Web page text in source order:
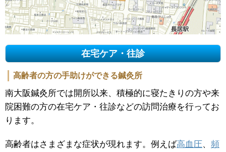
在宅ケア・往診
高齢者の方の手助けができる鍼灸所
南大阪鍼灸所では開所以来、積極的に寝たきりの方や来
院困難の方の在宅ケア・往診などの訪問治療を行ってお
ります。
高齢者はさまざまな症状が現れます。例えば高血圧、 頻